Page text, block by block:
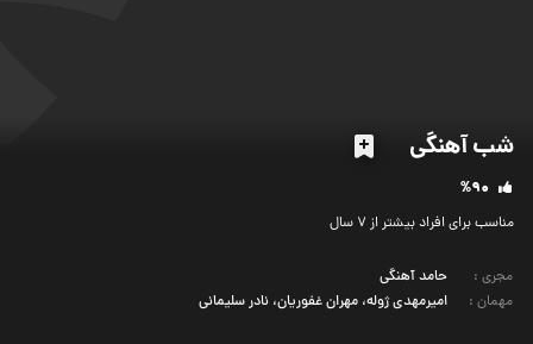
شب آهنگی
%90
مناسب برای افراد بیشتر از 7 سال
مجری :
حامد آهنگی
مهمان : امیرمهدی ژوله، مهران غفوریان، نادر سلیمانی